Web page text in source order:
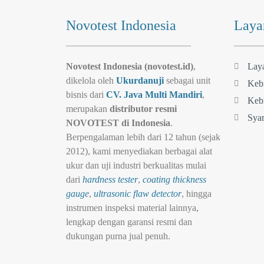
Novotest Indonesia
Novotest Indonesia (novotest.id),
dikelola oleh Ukurdanuji sebagai unit
bisnis dari CV. Java Multi Mandiri,
merupakan distributor resmi
NOVOTEST di Indonesia.
Berpengalaman lebih dari 12 tahun (sejak
2012), kami menyediakan berbagai alat
ukur dan uji industri berkualitas mulai
dari hardness tester, coating thickness
gauge, ultrasonic flaw detector, hingga
instrumen inspeksi material lainnya,
lengkap dengan garansi resmi dan
dukungan purna jual penuh.